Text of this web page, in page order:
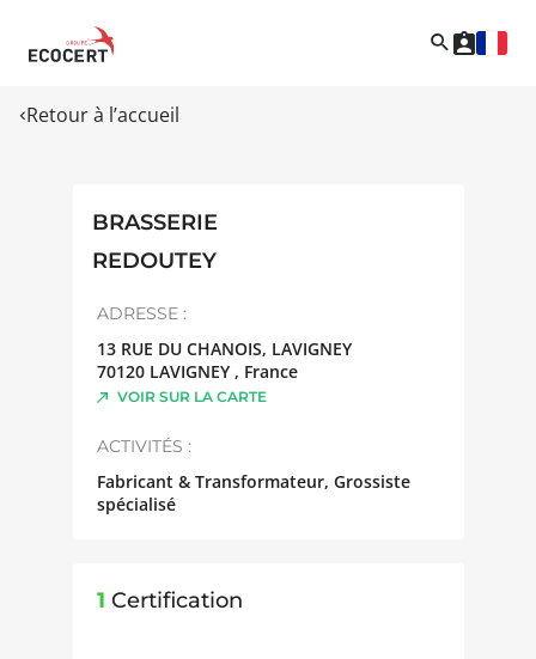
Retour à l’accueil
BRASSERIE
REDOUTEY
ADRESSE :
13 RUE DU CHANOIS, LAVIGNEY
70120 LAVIGNEY , France
VOIR SUR LA CARTE
ACTIVITÉS :
Fabricant & Transformateur, Grossiste
spécialisé
1 Certification